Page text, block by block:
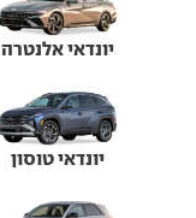
יונדאי אלנטרה
יונדאי טוסון